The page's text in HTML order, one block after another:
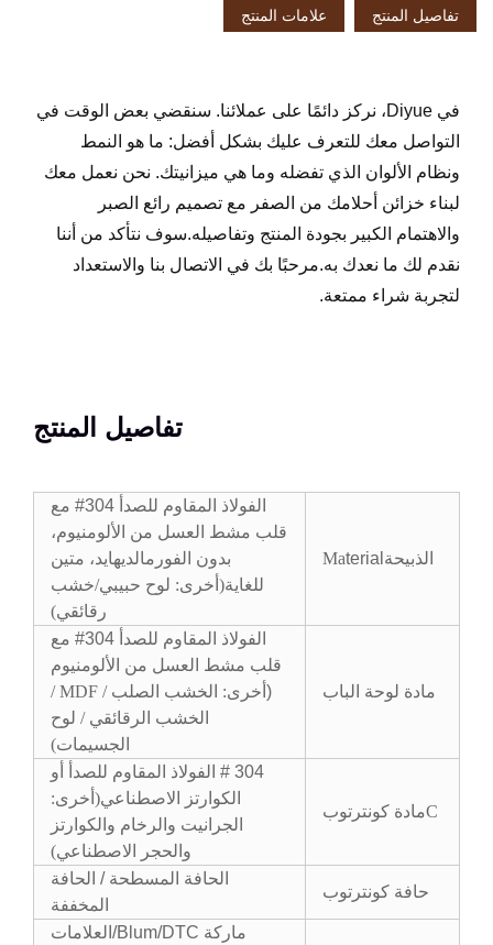
تفاصيل المنتج علامات المنتج
في Diyue، نركز دائمًا على عملائنا. سنقضي بعض الوقت في
التواصل معك للتعرف عليك بشكل أفضل: ما هو النمط
ونظام الألوان الذي تفضله وما هي ميزانيتك. نحن نعمل معك
لبناء خزائن أحلامك من الصفر مع تصميم رائع الصبر
والاهتمام الكبير بجودة المنتج وتفاصيله.سوف نتأكد من أننا
نقدم لك ما نعدك به.مرحبًا بك في الاتصال بنا والاستعداد
لتجربة شراء ممتعة.
تفاصيل المنتج
الذبيحة Material
الفولاذ المقاوم للصدأ 304# مع
قلب مشط العسل من الألومنيوم،
بدون الفورمالديهايد، متين
للغاية( أخرى: لوح حبيبي/خشب
رقائقي)
مادة لوحة الباب
الفولاذ المقاوم للصدأ 304# مع
قلب مشط العسل من الألومنيوم
(
أخرى: الخشب الصلب / MDF /
الخشب الرقائقي / لوح
الجسيمات)
Cمادة كونترتوب
304 # الفولاذ المقاوم للصدأ أو
الكوارتز الاصطناعي(أخرى:
الجرانيت والرخام والكوارتز
والحجر الاصطناعي)
حافة كونترتوب
الحافة المسطحة / الحافة
المخففة
ماركة Blum/DTC/العلامات